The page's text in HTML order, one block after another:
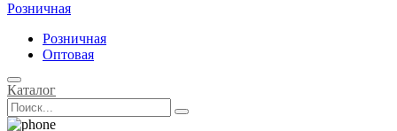
Розничная
Розничная
Оптовая
Каталог